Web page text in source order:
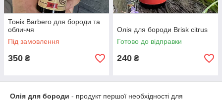
Тонік Barbero для бороди та
обличчя
Під замовлення
350 ₴
Олія для бороди Brisk citrus
Готово до відправки
240 ₴
Олія для бороди - продукт першої необхідності для